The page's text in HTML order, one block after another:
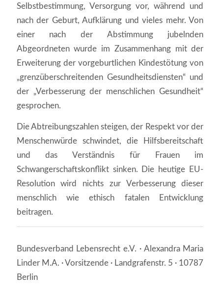
Selbstbestimmung, Versorgung vor, während und
nach der Geburt, Aufklärung und vieles mehr. Von
einer nach der Abstimmung jubelnden
Abgeordneten wurde im Zusammenhang mit der
Erweiterung der vorgeburtlichen Kindestötung von
„grenzüberschreitenden Gesundheitsdiensten“ und
der „Verbesserung der menschlichen Gesundheit“
gesprochen.
Die Abtreibungszahlen steigen, der Respekt vor der
Menschenwürde schwindet, die Hilfsbereitschaft
und das Verständnis für Frauen im
Schwangerschaftskonflikt sinken. Die heutige EU-
Resolution wird nichts zur Verbesserung dieser
menschlich wie ethisch fatalen Entwicklung
beitragen.
Bundesverband Lebensrecht e.V. · Alexandra Maria
Linder M.A. · Vorsitzende · Landgrafenstr. 5 · 10787
Berlin